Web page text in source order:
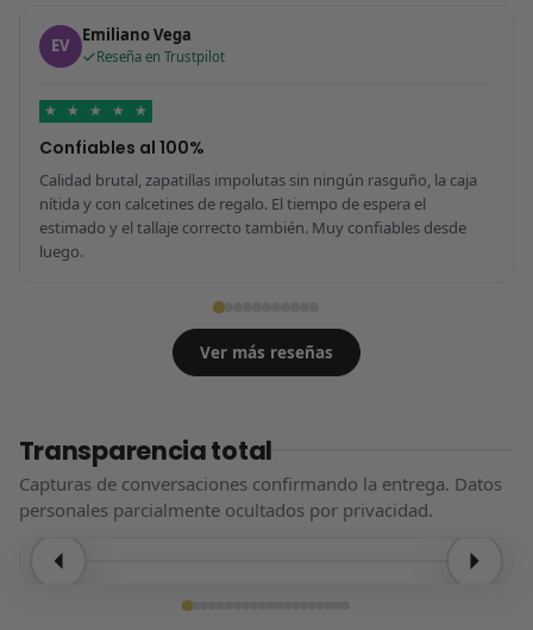
EV Emiliano Vega
Reseña en Trustpilot
★ ★ ★ ★ ★
Confiables al 100%
Calidad brutal, zapatillas impolutas sin ningún rasguño, la caja
nítida y con calcetines de regalo. El tiempo de espera el
estimado y el tallaje correcto también. Muy confiables desde
luego.
Ver más reseñas
Transparencia total
Capturas de conversaciones confirmando la entrega. Datos
personales parcialmente ocultados por privacidad.